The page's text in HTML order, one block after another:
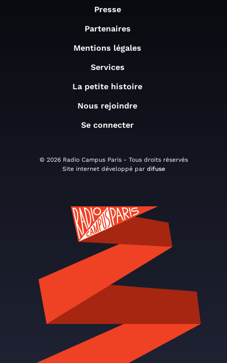
Presse
Partenaires
Mentions légales
Services
La petite histoire
Nous rejoindre
Se connecter
© 2026 Radio Campus Paris - Tous droits réservés
Site internet développé par difuse